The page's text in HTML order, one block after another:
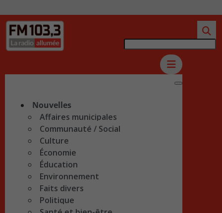
Nouvelles
Affaires municipales
Communauté / Social
Culture
Économie
Éducation
Environnement
Faits divers
Politique